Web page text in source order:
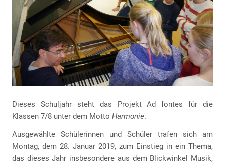
Dieses Schuljahr steht das Projekt Ad fontes für die
Klassen 7/8 unter dem Motto Harmonie.
Ausgewählte Schülerinnen und Schüler trafen sich am
Montag, dem 28. Januar 2019, zum Einstieg in ein Thema,
das dieses Jahr insbesondere aus dem Blickwinkel Musik,